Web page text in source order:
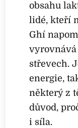
obsahu
lidé, kteří
Ghí
střevech.
energie,
některý z
důvod,
i síla.